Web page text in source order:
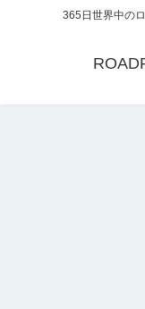
365日世界中の